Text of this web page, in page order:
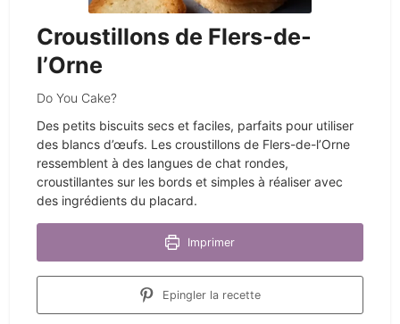
Croustillons de Flers-de-
l’Orne
Do You Cake?
Des petits biscuits secs et faciles, parfaits pour utiliser
des blancs d’œufs. Les croustillons de Flers-de-l’Orne
ressemblent à des langues de chat rondes,
croustillantes sur les bords et simples à réaliser avec
des ingrédients du placard.
Imprimer
Epingler la recette